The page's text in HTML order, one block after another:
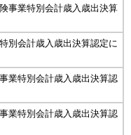
事業特別会計歳入歳出決算
別会計歳入歳出決算認定に
業特別会計歳入歳出決算認
業特別会計歳入歳出決算認